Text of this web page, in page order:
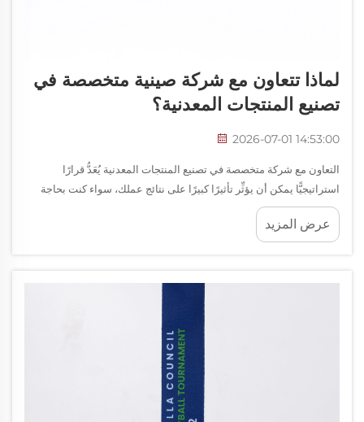
لماذا تتعاون مع شركة صينية متخصصة في
تصنيع المنتجات المعدنية؟
2026-07-01 14:53:00
التعاون مع شركة متخصصة في تصنيع المنتجات المعدنية يُعَدُّ قرارًا
استراتيجيًّا يمكن أن يؤثِّر تأثيرًا كبيرًا على نتائج عملك، سواء كنت بحاجة
إلى ميداليات مخصصة أو مكونات صناعية أو منتجات معدنية متخصصة.
فالاختيار...
عرض المزيد